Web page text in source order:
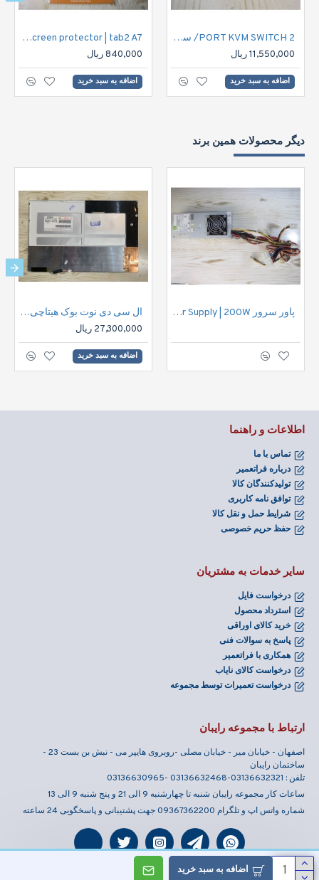
اضافه به سبد خرید
2 PORT KVM SWITCH/ سوییچ دوپورت کی وی ام
11,550,000 ریال
اضافه به سبد خرید
Lenovo tab2 A7 Ultimate shock absorption screen protector | tab2 A7
840,000 ریال
اضافه به سبد خرید
دیگر محصولات همین برند
پاور سرور HEROLCHI Power Supply | 200W ال سی دی نوت بوک هیتاچی 15.4 اینچ | HITACHI LCD Notebook TX39D80VC1GAA
27,300,000 ریال
اضافه به سبد خرید
اطلاعات و راهنما
تماس با ما
درباره فراتعمیر
تولیدکنندگان کالا
توافق نامه کاربری
شرایط حمل و نقل کالا
حفظ حریم خصوصی
سایر خدمات به مشتریان
درخواست فایل
استرداد محصول
خرید کالای اوراقی
پاسخ به سوالات فنی
همکاری با فراتعمیر
درخواست کالای نایاب
درخواست تعمیرات توسط مجموعه
ارتباط با مجموعه رایبان
اصفهان - خیابان میر - خیابان مصلی -روبروی هایپر می - نبش بن بست 23 -
ساختمان رایبان
تلفن : 03136632321-03136632468 -03136630965
ساعات کار مجموعه رایبان شنبه تا چهارشنبه 9 الی 21 و پنج شنبه 9 الی 13
شماره واتس اپ و تلگرام 09367362200 جهت پشتیبانی و پاسخگویی 24 ساعته